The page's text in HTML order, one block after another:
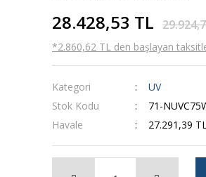
28.428,53 TL
*2.860,62 TL den başlayan
Kategori
UV
Stok Kodu
71-
Havale
27.291,39